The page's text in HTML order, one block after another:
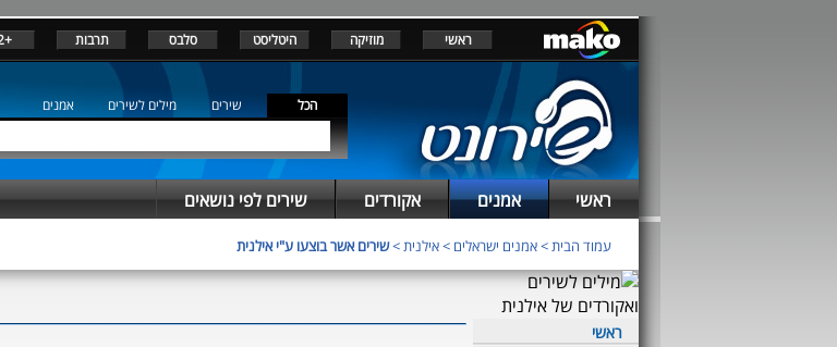
ראשי מוזיקה היטליסט סלבס תרבות +12
הכל שירים מילים לשירים אמנים
ראשי אמנים אקורדים שירים לפי נושאים
עמוד הבית>אמנים ישראלים >אילנית>שירים אשר בוצעו ע"י אילנית
ראשי